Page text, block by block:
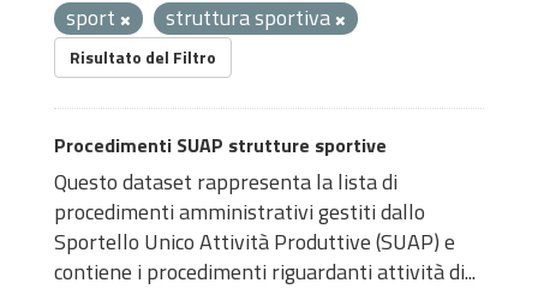
sport
struttura sportiva
Risultato del Filtro
Procedimenti SUAP strutture sportive
Questo dataset rappresenta la lista di
procedimenti amministrativi gestiti dallo
Sportello Unico Attività Produttive (SUAP) e
contiene i procedimenti riguardanti attività di...